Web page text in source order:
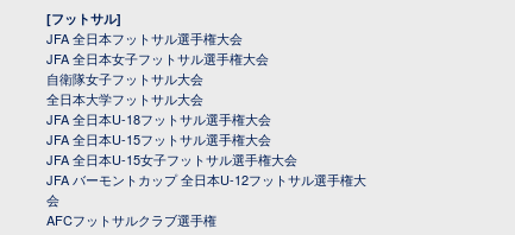
[フットサル]
JFA 全日本フットサル選手権大会
JFA 全日本女子フットサル選手権大会
自衛隊女子フットサル大会
全日本大学フットサル大会
JFA 全日本U-18フットサル選手権大会
JFA 全日本U-15フットサル選手権大会
JFA 全日本U-15女子フットサル選手権大会
JFA バーモントカップ 全日本U-12フットサル選手権大
会
AFCフットサルクラブ選手権